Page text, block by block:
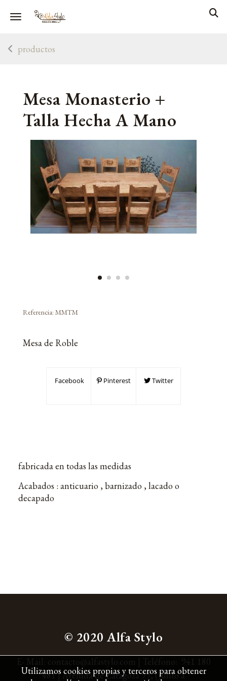
Toggle navigation
productos
Mesa Monasterio +
Talla Hecha A Mano
Referencia: MMTM
Mesa de Roble
Facebook Pinterest Twitter
fabricada en todas las medidas
Acabados : anticuario , barnizado , lacado o
decapado
© 2020 Alfa Stylo
481| Avenida de Zaragoza 99,(Junto a
Utilizamos cookies propias y terceros para obtener